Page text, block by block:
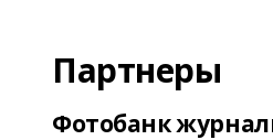
Партнеры
Фотобанк